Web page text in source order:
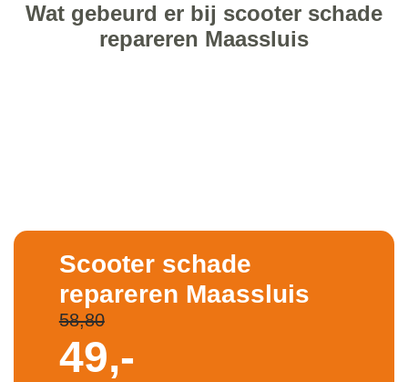
Wat gebeurd er bij scooter schade
repareren Maassluis
Scooter schade
repareren Maassluis
58,80
49,-